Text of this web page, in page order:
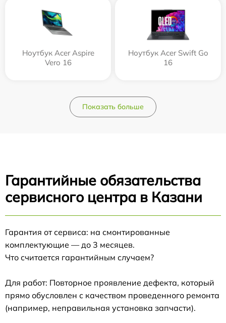
Ноутбук Acer Aspire
Vero 16
Ноутбук Acer Swift Go
16
Показать больше
Гарантийные обязательства
сервисного центра в Казани
Гарантия от сервиса: на смонтированные
комплектующие — до 3 месяцев.
Что считается гарантийным случаем?
Для работ: Повторное проявление дефекта, который
прямо обусловлен с качеством проведенного ремонта
(например, неправильная установка запчасти).